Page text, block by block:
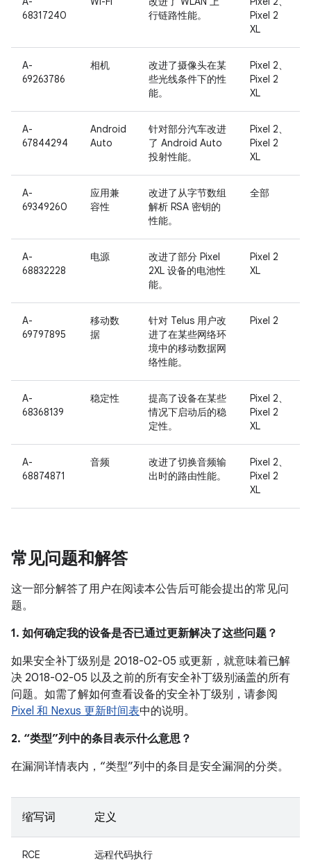
68317240
行链路性能。
Pixel 2
XL
A-
69263786
相机
改进了摄像头在某
些光线条件下的性
能。
Pixel 2、
Pixel 2
XL
A-
67844294
Android
Auto
针对部分汽车改进
了 Android Auto
投射性能。
Pixel 2、
Pixel 2
XL
A-
69349260
应用兼
容性
改进了从字节数组
解析 RSA 密钥的
性能。
全部
A-
68832228
电源
改进了部分 Pixel
2XL 设备的电池性
能。
Pixel 2
XL
A-
69797895
移动数
据
针对 Telus 用户改
进了在某些网络环
境中的移动数据网
络性能。
Pixel 2
A-
68368139
稳定性
提高了设备在某些
情况下启动后的稳
定性。
Pixel 2、
Pixel 2
XL
A-
68874871
音频
改进了切换音频输
出时的路由性能。
Pixel 2、
Pixel 2
XL
常见问题和解答
这一部分解答了用户在阅读本公告后可能会提出的常见问
题。
1. 如何确定我的设备是否已通过更新解决了这些问题？
如果安全补丁级别是 2018-02-05 或更新，就意味着已解
决 2018-02-05 以及之前的所有安全补丁级别涵盖的所有
问题。如需了解如何查看设备的安全补丁级别，请参阅
Pixel 和 Nexus 更新时间表中的说明。
2. “类型”列中的条目表示什么意思？
在漏洞详情表内，“类型”列中的条目是安全漏洞的分类。
缩写词 定义
RCE 远程代码执行